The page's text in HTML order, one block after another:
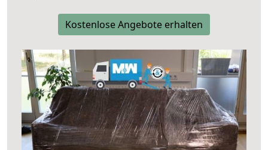
Kostenlose Angebote erhalten